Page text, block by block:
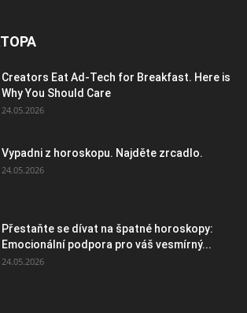
Creators Eat Ad-Tech for Breakfast. Here is
Why You Should Care
24.05.2026
Vypadni z horoskopu. Najděte zrcadlo.
24.05.2026
Přestaňte se dívat na špatné horoskopy:
Emocionální podpora pro váš vesmírný...
24.05.2026